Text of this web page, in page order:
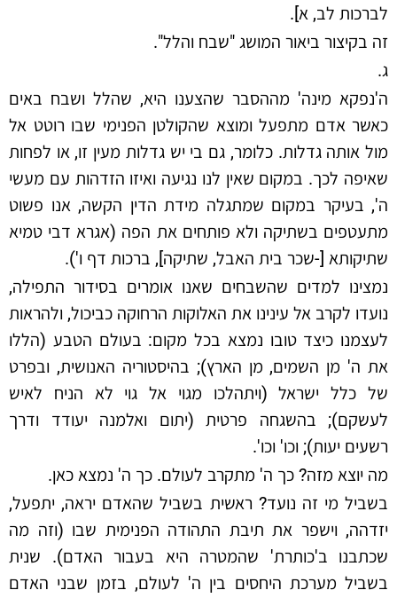
לברכות לב, א].
זה בקיצור ביאור המושג "שבח והלל".
ג.
ה'נפקא מינה' מההסבר שהצענו היא, שהלל ושבח באים
כאשר אדם מתפעל ומוצא שהקולטן הפנימי שבו רוטט אל
מול אותה גדלות. כלומר, גם בי יש גדלות מעין זו, או לפחות
שאיפה לכך. במקום שאין לנו נגיעה ואיזו הזדהות עם מעשי
ה', בעיקר במקום שמתגלה מידת הדין הקשה, אנו פשוט
מתעטפים בשתיקה ולא פותחים את הפה (אגרא דבי טמיא
שתיקותא [-שכר בית האבל, שתיקה], ברכות דף ו').
נמצינו למדים שהשבחים שאנו אומרים בסידור התפילה,
נועדו לקרב אל עינינו את האלוקות הרחוקה כביכול, ולהראות
לעצמנו כיצד טובו נמצא בכל מקום: בעולם הטבע (הללו
את ה' מן השמים, מן הארץ); בהיסטוריה האנושית, ובפרט
של כלל ישראל (ויתהלכו מגוי אל גוי לא הניח לאיש
לעשקם); בהשגחה פרטית (יתום ואלמנה יעודד ודרך
רשעים יעות); וכו' וכו'.
מה יוצא מזה? כך ה' מתקרב לעולם. כך ה' נמצא כאן.
בשביל מי זה נועד? ראשית בשביל שהאדם יראה, יתפעל,
יזדהה, וישפר את תיבת התהודה הפנימית שבו (וזה מה
שכתבנו ב'כותרת' שהמטרה היא בעבור האדם). שנית
בשביל מערכת היחסים בין ה' לעולם, בזמן שבני האדם